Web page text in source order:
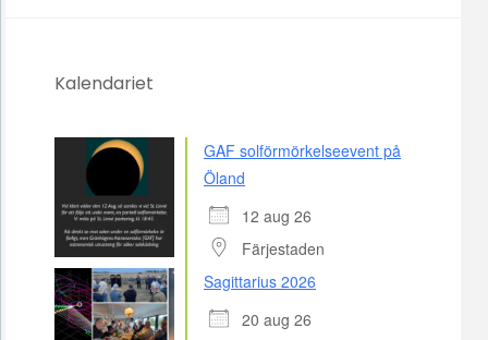
Kalendariet
GAF solförmörkelseevent på
Öland
12 aug 26
Färjestaden
Sagittarius 2026
20 aug 26